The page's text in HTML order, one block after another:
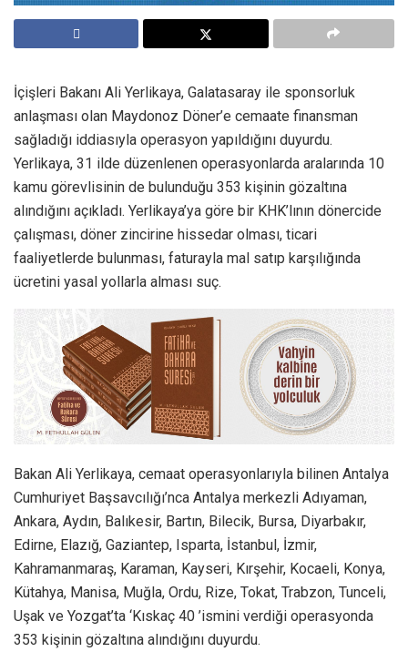
İçişleri Bakanı Ali Yerlikaya, Galatasaray ile sponsorluk
anlaşması olan Maydonoz Döner’e cemaate finansman
sağladığı iddiasıyla operasyon yapıldığını duyurdu.
Yerlikaya, 31 ilde düzenlenen operasyonlarda aralarında 10
kamu görevlisinin de bulunduğu 353 kişinin gözaltına
alındığını açıkladı. Yerlikaya’ya göre bir KHK’lının dönercide
çalışması, döner zincirine hissedar olması, ticari
faaliyetlerde bulunması, faturayla mal satıp karşılığında
ücretini yasal yollarla alması suç.
Bakan Ali Yerlikaya, cemaat operasyonlarıyla bilinen Antalya
Cumhuriyet Başsavcılığı’nca Antalya merkezli Adıyaman,
Ankara, Aydın, Balıkesir, Bartın, Bilecik, Bursa, Diyarbakır,
Edirne, Elazığ, Gaziantep, Isparta, İstanbul, İzmir,
Kahramanmaraş, Karaman, Kayseri, Kırşehir, Kocaeli, Konya,
Kütahya, Manisa, Muğla, Ordu, Rize, Tokat, Trabzon, Tunceli,
Uşak ve Yozgat’ta ‘Kıskaç 40 ’ismini verdiği operasyonda
353 kişinin gözaltına alındığını duyurdu.